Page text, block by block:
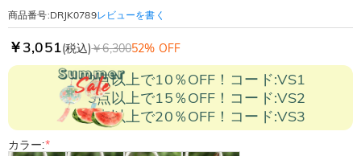
商品番号:DRJK0789レビューを書く
￥3,051(税込)￥6,30052% OFF
2点以上で10％OFF！コード:VS1
3点以上で15％OFF！コード:VS2
5点以上で20％OFF！コード:VS3
カラー:*